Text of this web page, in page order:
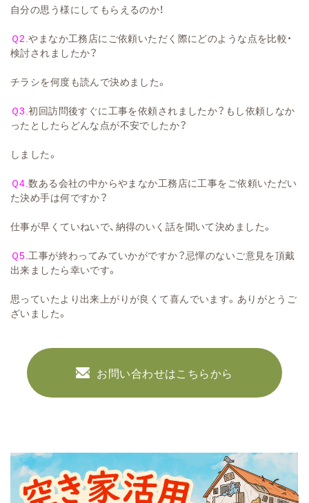
自分の思う様にしてもらえるのか！
Ｑ2.やまなか工務店にご依頼いただく際にどのような点を比較・
検討されましたか？
チラシを何度も読んで決めました。
Ｑ3.初回訪問後すぐに工事を依頼されましたか？もし依頼しなか
ったとしたらどんな点が不安でしたか？
しました。
Ｑ4.数ある会社の中からやまなか工務店に工事をご依頼いただい
た決め手は何ですか？
仕事が早くていねいで、納得のいく話を聞いて決めました。
Ｑ5.工事が終わってみていかがですか？忌憚のないご意見を頂戴
出来ましたら幸いです。
思っていたより出来上がりが良くて喜んでいます。ありがとうご
ざいました。
お問い合わせはこちらから